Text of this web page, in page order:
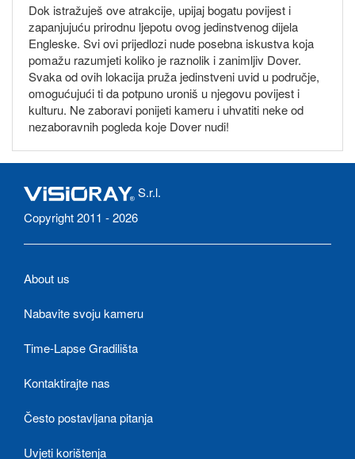
Dok istražuješ ove atrakcije, upijaj bogatu povijest i
zapanjujuću prirodnu ljepotu ovog jedinstvenog dijela
Engleske. Svi ovi prijedlozi nude posebna iskustva koja
pomažu razumjeti koliko je raznolik i zanimljiv Dover.
Svaka od ovih lokacija pruža jedinstveni uvid u područje,
omogućujući ti da potpuno uroniš u njegovu povijest i
kulturu. Ne zaboravi ponijeti kameru i uhvatiti neke od
nezaboravnih pogleda koje Dover nudi!
S.r.l.
Copyright 2011 - 2026
About us
Nabavite svoju kameru
Time-Lapse Gradilišta
Kontaktirajte nas
Često postavljana pitanja
Uvjeti korištenja